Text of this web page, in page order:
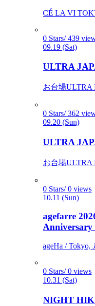
CÉ LA VI
0 Stars/ 439
09.19 (Sat)
ULTRA
お台場ULTRA
0 Stars/ 362
09.20 (Sun)
ULTRA
お台場ULTRA
0 Stars/ 0 views
10.11 (Sun)
agefarre
ageHa / Tokyo,
0 Stars/ 0 views
10.31 (Sat)
NIGHT